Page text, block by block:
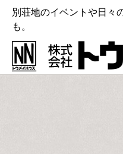
別荘地のイベントや日々
も。